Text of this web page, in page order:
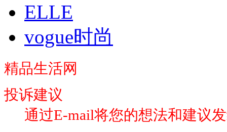
ELLE
vogue时尚
精品生活网
投诉建议
通过E-mail将您的想法和建议